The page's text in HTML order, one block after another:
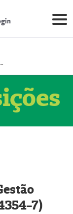
Prestador Essencial Gestão em Saúde Ereli (51004354-7)
7)